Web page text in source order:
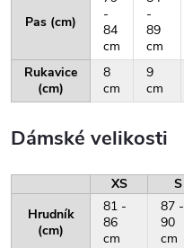
Pas (cm)
-
84
cm
-
89
cm
Rukavice
(cm)
8
cm
9
cm
Dámské velikosti
XS S
Hrudník
(cm)
81 -
86
cm
87 -
90
cm